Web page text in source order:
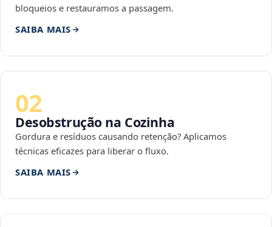
bloqueios e restauramos a passagem.
SAIBA MAIS
02
Desobstrução na Cozinha
Gordura e resíduos causando retenção? Aplicamos
técnicas eficazes para liberar o fluxo.
SAIBA MAIS